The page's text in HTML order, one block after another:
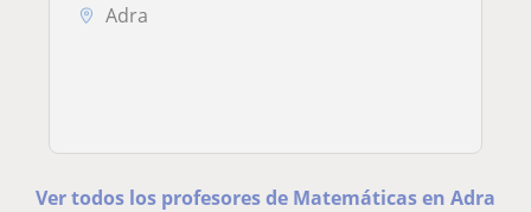
Adra
Ver todos los profesores de Matemáticas en Adra